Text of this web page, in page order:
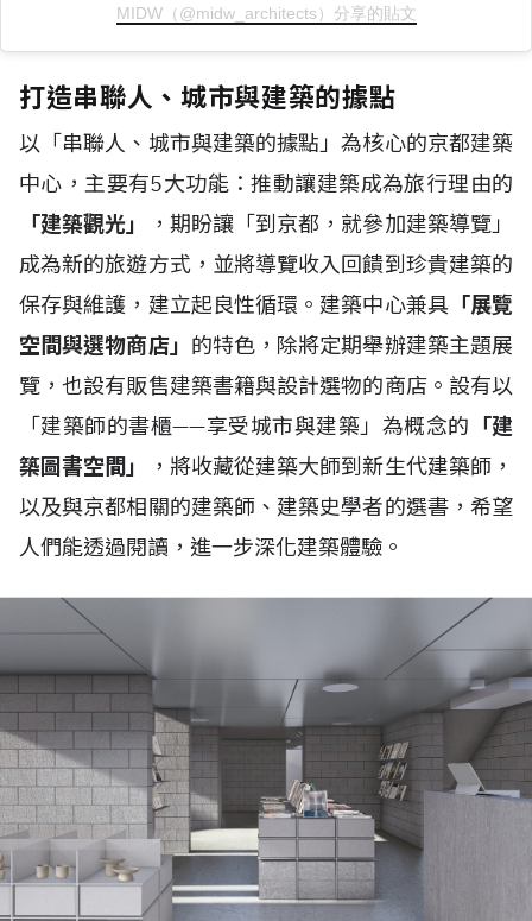
MIDW（@midw_architects）分享的貼文
打造串聯人、城市與建築的據點
以「串聯人、城市與建築的據點」為核心的京都建築
中心，主要有5大功能：推動讓建築成為旅行理由的
「建築觀光」
，期盼讓「到京都，就參加建築導覽」
成為新的旅遊方式，並將導覽收入回饋到珍貴建築的
保存與維護，建立起良性循環。建築中心兼具「展覽
空間與選物商店」 的特色，除將定期舉辦建築主題展
覽，也設有販售建築書籍與設計選物的商店。設有以
「建築師的書櫃——享受城市與建築」為概念的 「建
築圖書空間」
，將收藏從建築大師到新生代建築師，
以及與京都相關的建築師、建築史學者的選書，希望
人們能透過閱讀，進一步深化建築體驗。